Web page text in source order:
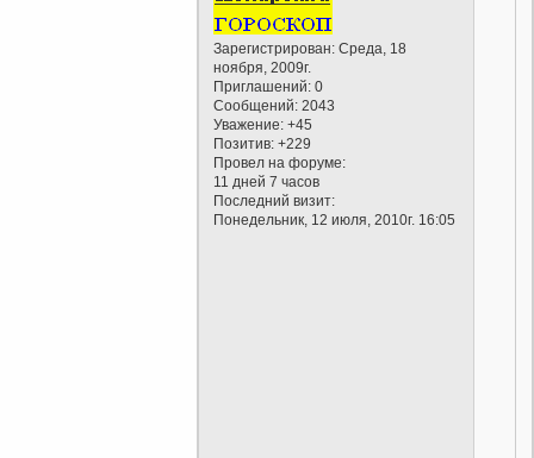
Зарегистрирован: Среда, 18
ноября, 2009г.
Приглашений: 0
Сообщений: 2043
Уважение: +45
Позитив: +229
Провел на форуме:
11 дней 7 часов
Последний визит:
Понедельник, 12 июля, 2010г. 16:05